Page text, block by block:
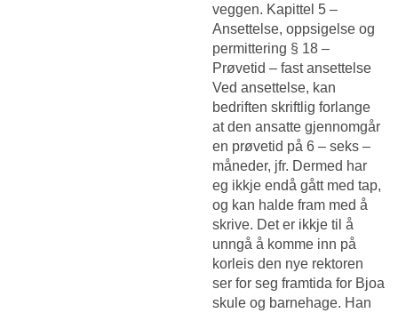
veggen. Kapittel 5 –
Ansettelse, oppsigelse og
permittering § 18 –
Prøvetid – fast ansettelse
Ved ansettelse, kan
bedriften skriftlig forlange
at den ansatte gjennomgår
en prøvetid på 6 – seks –
måneder, jfr. Dermed har
eg ikkje endå gått med tap,
og kan halde fram med å
skrive. Det er ikkje til å
unngå å komme inn på
korleis den nye rektoren
ser for seg framtida for Bjoa
skule og barnehage. Han